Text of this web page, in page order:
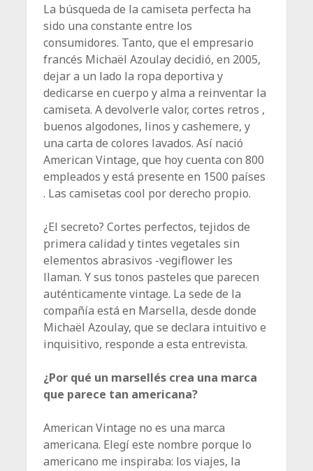
La búsqueda de la camiseta perfecta ha
sido una constante entre los
consumidores. Tanto, que el empresario
francés Michaël Azoulay decidió, en 2005,
dejar a un lado la ropa deportiva y
dedicarse en cuerpo y alma a reinventar la
camiseta. A devolverle valor, cortes retros ,
buenos algodones, linos y cashemere, y
una carta de colores lavados. Así nació
American Vintage, que hoy cuenta con 800
empleados y está presente en 1500 países
. Las camisetas cool por derecho propio.
¿El secreto? Cortes perfectos, tejidos de
primera calidad y tintes vegetales sin
elementos abrasivos -vegiflower les
llaman. Y sus tonos pasteles que parecen
auténticamente vintage. La sede de la
compañía está en Marsella, desde donde
Michaël Azoulay, que se declara intuitivo e
inquisitivo, responde a esta entrevista.
¿Por qué un marsellés crea una marca
que parece tan americana?
American Vintage no es una marca
americana. Elegí este nombre porque lo
americano me inspiraba: los viajes, la